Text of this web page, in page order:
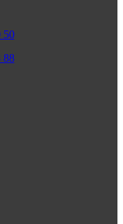
50
88